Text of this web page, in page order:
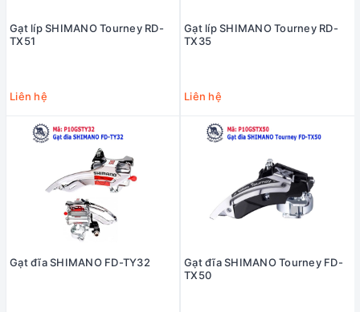
Gạt líp SHIMANO Tourney RD-
TX51
Liên hệ
Gạt líp SHIMANO Tourney RD-
TX35
Liên hệ
Gạt đĩa SHIMANO FD-TY32
Gạt đĩa SHIMANO Tourney FD-
TX50